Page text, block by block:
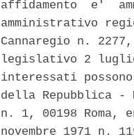
affidamento  e'
amministrativo
Cannaregio n.
legislativo 2
interessati
della Repubblica
n. 1, 00198 Roma,
novembre 1971 n.